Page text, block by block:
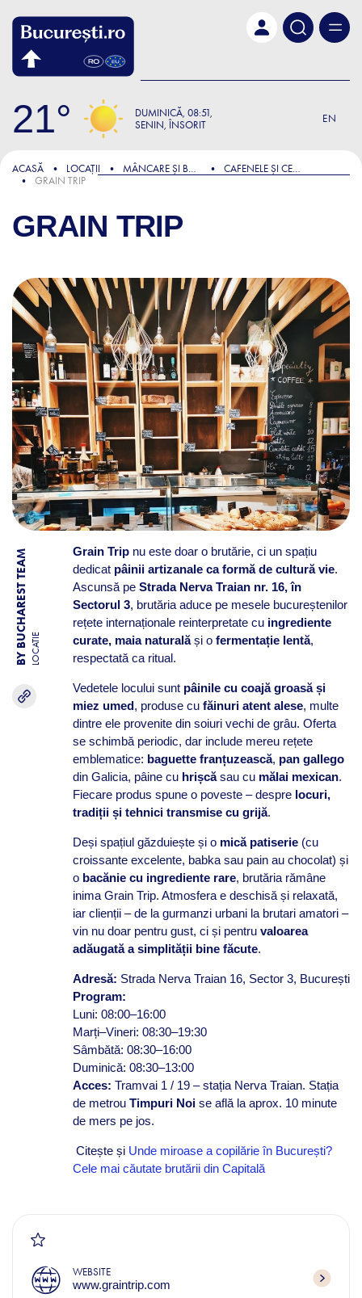
21 DUMINICĂ 08:51
SENIN, ÎNSORIT
EN
ACASĂ LOCAȚII MÂNCARE ȘI BĂUTURĂ
CAFENELE ȘI CEAINĂRII
GRAIN TRIP
GRAIN TRIP
BY BUCHAREST TEAM LOCATIE
Grain Tripnu este doar o brutărie, ci un spațiu
dedicat pâinii artizanale ca formă de cultură vie.
Ascunsă pe Strada Nerva Traian nr. 16, în
Sectorul 3, brutăria aduce pe mesele bucureștenilor
rețete internaționale reinterpretate cu ingrediente
curate, maia naturalăși o fermentație lentă,
respectată ca ritual.
Vedetele locului sunt pâinile cu coajă groasă și
miez umed, produse cu făinuri atent alese, multe
dintre ele provenite din soiuri vechi de grâu. Oferta
se schimbă periodic, dar include mereu rețete
emblematice: baguette franțuzească, pan gallego
din Galicia, pâine cu hrișcăsau cu mălai mexican.
Fiecare produs spune o poveste – despre locuri,
tradiții și tehnici transmise cu grijă.
Deși spațiul găzduiește și o mică patiserie(cu
croissante excelente, babka sau pain au chocolat) și
o bacănie cu ingrediente rare, brutăria rămâne
inima Grain Trip. Atmosfera e deschisă și relaxată,
iar clienții – de la gurmanzi urbani la brutari amatori –
vin nu doar pentru gust, ci și pentru valoarea
adăugată a simplității bine făcute.
Adresă: Strada Nerva Traian 16, Sector 3, București
Program:
Luni: 08:00–16:00
Marți–Vineri: 08:30–19:30
Sâmbătă: 08:30–16:00
Duminică: 08:30–13:00
Acces: Tramvai 1 / 19 – stația Nerva Traian. Stația
de metrou Timpuri Noise află la aprox. 10 minute
de mers pe jos.
Citește și Unde miroase a copilărie în București?
Cele mai căutate brutării din Capitală
WEBSITE
www.graintrip.com